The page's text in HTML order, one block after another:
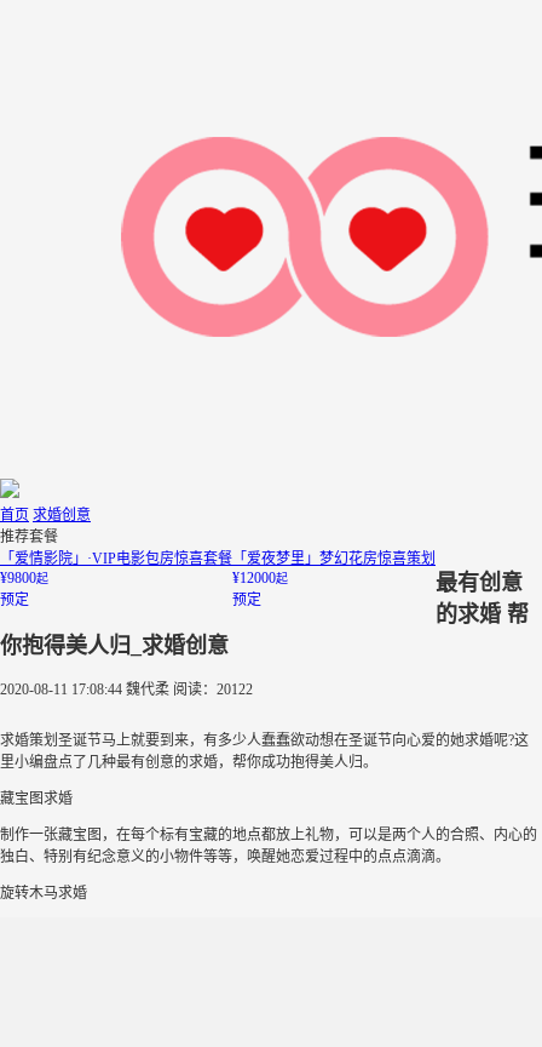
首页 求婚创意
推荐套餐
「爱情影院」·VIP电影包房惊喜套餐
¥9800起
预定
「爱夜梦里」梦幻花房惊喜策划
¥12000起
预定
最有创意
的求婚 帮
你抱得美人归_求婚创意
2020-08-11 17:08:44 魏代柔 阅读：20122
求婚策划圣诞节马上就要到来，有多少人蠢蠢欲动想在圣诞节向心爱的她求婚呢?这
里小编盘点了几种最有创意的求婚，帮你成功抱得美人归。
藏宝图求婚
制作一张藏宝图，在每个标有宝藏的地点都放上礼物，可以是两个人的合照、内心的
独白、特别有纪念意义的小物件等等，唤醒她恋爱过程中的点点滴滴。
旋转木马求婚